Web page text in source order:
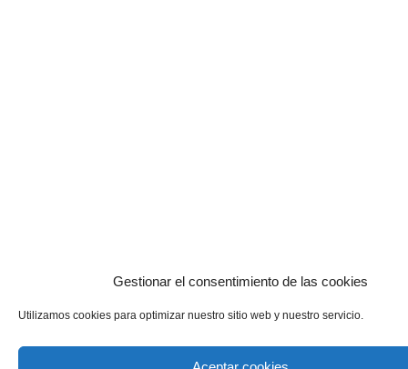
Gestionar el consentimiento de las cookies
Utilizamos cookies para optimizar nuestro sitio web y nuestro servicio.